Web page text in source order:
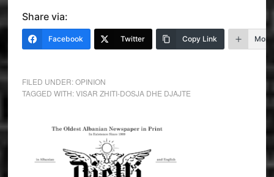
Share via:
Facebook Twitter Copy Link More
FILED UNDER:OPINION
TAGGED WITH:VISAR ZHITI-DOSJA DHE DJAJTE